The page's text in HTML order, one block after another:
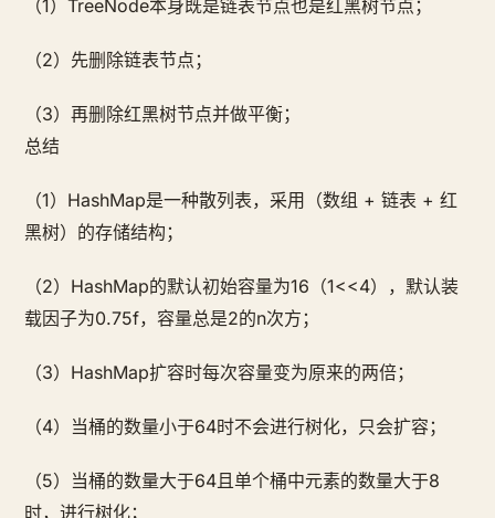
（1）TreeNode本身既是链表节点也是红黑树节点；
（2）先删除链表节点；
（3）再删除红黑树节点并做平衡；
总结
（1）HashMap是一种散列表，采用（数组 + 链表 + 红
黑树）的存储结构；
（2）HashMap的默认初始容量为16（1<<4），默认装
载因子为0.75f，容量总是2的n次方；
（3）HashMap扩容时每次容量变为原来的两倍；
（4）当桶的数量小于64时不会进行树化，只会扩容；
（5）当桶的数量大于64且单个桶中元素的数量大于8
时，进行树化；